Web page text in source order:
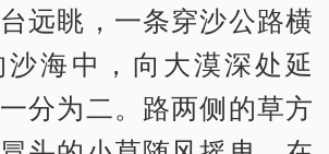
远眺，一条穿沙公路横
海中，向大漠深处延
分为二。路两侧的草方